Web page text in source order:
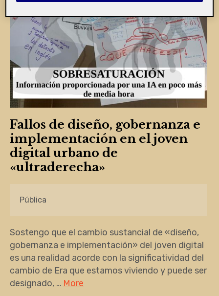
Fallos de diseño, gobernanza e
implementación en el joven
digital urbano de
«ultraderecha»
Pública
Sostengo que el cambio sustancial de «diseño,
gobernanza e implementación» del joven digital
es una realidad acorde con la significatividad del
cambio de Era que estamos viviendo y puede ser
designado, … More